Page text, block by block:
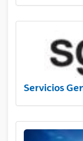
Servicios